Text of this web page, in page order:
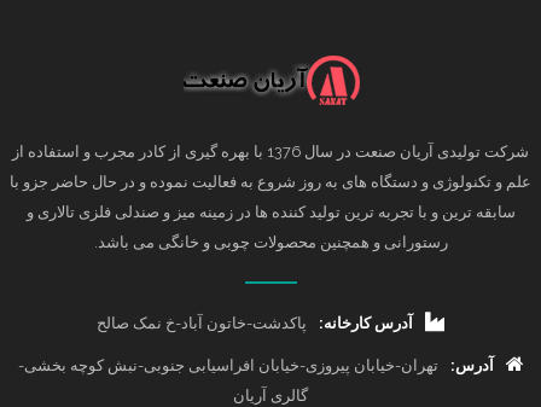
شرکت تولیدی آریان صنعت در سال 1376 با بهره گیری از کادر مجرب و استفاده از
علم و تکنولوژی و دستگاه های به روز شروع به فعالیت نموده و در حال حاضر جزو با
سابقه ترین و با تجربه ترین تولید کننده ها در زمینه میز و صندلی فلزی تالاری و
رستورانی و همچنین محصولات چوبی و خانگی می باشد.
آدرس کارخانه: پاکدشت-خاتون آباد-خ نمک صالح
آدرس:
تهران-خیابان پیروزی-خیابان افراسیابی جنوبی-نبش کوچه بخشی-
گالری آریان